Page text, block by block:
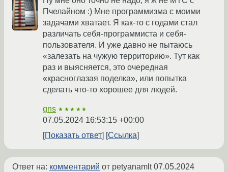
Пчелайном :) Мне программизма с моими
задачами хватает. Я как-то с годами стал
различать себя-программиста и себя-
пользователя. И уже давно не пытаюсь
«залезать на чужую территорию». Тут как
раз и выясняется, это очередная
«красноглазая поделка», или попытка
сделать что-то хорошее для людей.
gns ★★★★★
07.05.2024 16:53:15 +00:00
Показать ответ
Ссылка
Ответ на: комментарий от petyanamlt07.05.2024